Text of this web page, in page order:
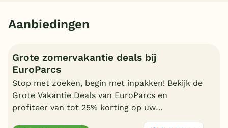
Aanbiedingen
Grote zomervakantie deals bij
EuroParcs
Stop met zoeken, begin met inpakken! Bekijk de
Grote Vakantie Deals van EuroParcs en
profiteer van tot 25% korting op uw